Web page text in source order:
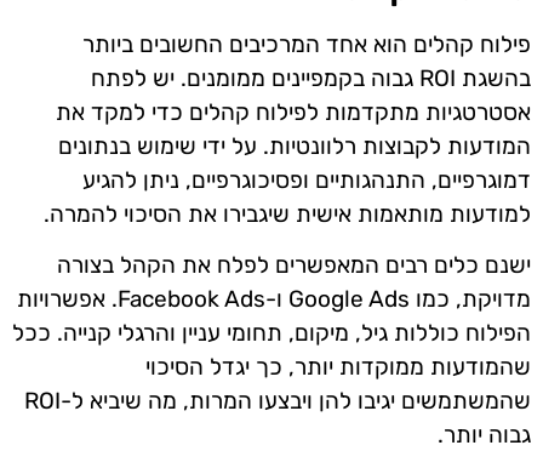
פילוח קהלים הוא אחד המרכיבים החשובים ביותר
בהשגת ROI גבוה בקמפיינים ממומנים. יש לפתח
אסטרטגיות מתקדמות לפילוח קהלים כדי למקד את
המודעות לקבוצות רלוונטיות. על ידי שימוש בנתונים
דמוגרפיים, התנהגותיים ופסיכוגרפיים, ניתן להגיע
למודעות מותאמות אישית שיגבירו את הסיכוי להמרה.
ישנם כלים רבים המאפשרים לפלח את הקהל בצורה
מדויקת, כמו Google Ads ו-Facebook Ads. אפשרויות
הפילוח כוללות גיל, מיקום, תחומי עניין והרגלי קנייה. ככל
שהמודעות ממוקדות יותר, כך יגדל הסיכוי
שהמשתמשים יגיבו להן ויבצעו המרות, מה שיביא ל-ROI
גבוה יותר.